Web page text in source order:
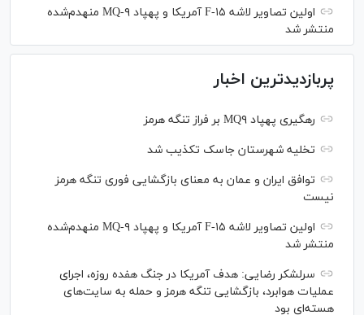
اولین تصاویر لاشه F-۱۵ آمریکا و پهپاد MQ-۹ منهدم‌شده
منتشر شد
پربازدیدترین اخبار
رهگیری پهپاد MQ۹ بر فراز تنگه هرمز
تخلیه شهرستان جاسک تکذیب شد
توافق ایران و عمان به معنای بازگشایی فوری تنگه هرمز
نیست
اولین تصاویر لاشه F-۱۵ آمریکا و پهپاد MQ-۹ منهدم‌شده
منتشر شد
سرلشکر رضایی: هدف آمریکا در جنگ هفده روزه، اجرای
عملیات هوابرد، بازگشایی تنگه هرمز و حمله به سایت‌های
هسته‌ای بود